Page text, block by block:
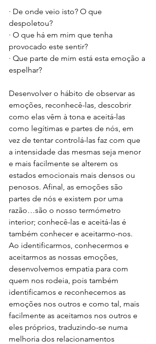
· De onde veio isto? O que
despoletou?
· O que há em mim que tenha
provocado este sentir?
· Que parte de mim está esta emoção a
espelhar?
Desenvolver o hábito de observar as
emoções, reconhecê-las, descobrir
como elas vêm à tona e aceitá-las
como legítimas e partes de nós, em
vez de tentar controlá-las faz com que
a intensidade das mesmas seja menor
e mais facilmente se alterem os
estados emocionais mais densos ou
penosos. Afinal, as emoções são
partes de nós e existem por uma
razão…são o nosso termómetro
interior; conhecê-las e aceitá-las é
também conhecer e aceitarmo-nos.
Ao identificarmos, conhecermos e
aceitarmos as nossas emoções,
desenvolvemos empatia para com
quem nos rodeia, pois também
identificamos e reconhecemos as
emoções nos outros e como tal, mais
facilmente as aceitamos nos outros e
eles próprios, traduzindo-se numa
melhoria dos relacionamentos